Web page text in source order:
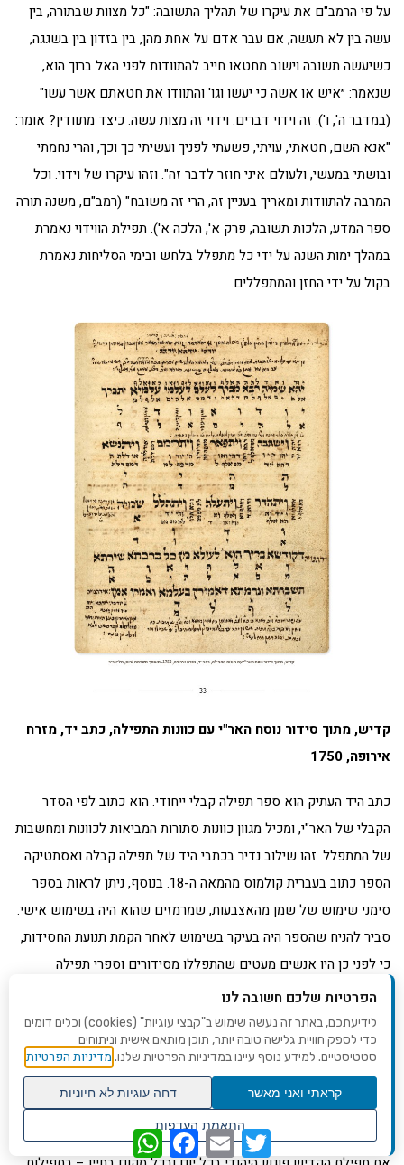
על פי הרמב"ם את עיקרו של תהליך התשובה: "כל מצוות שבתורה, בין
עשה בין לא תעשה, אם עבר אדם על אחת מהן, בין בזדון בין בשגגה,
כשיעשה תשובה וישוב מחטאו חייב להתוודות לפני האל ברוך הוא,
שנאמר: ״איש או אשה כי יעשו וגו' והתוודו את חטאתם אשר עשו"
(במדבר ה', ו'). זה וידוי דברים. וידוי זה מצות עשה. כיצד מתוודין? אומר:
"אנא השם, חטאתי, עויתי, פשעתי לפניך ועשיתי כך וכך, והרי נחמתי
ובושתי במעשי, ולעולם איני חוזר לדבר זה". וזהו עיקרו של וידוי. וכל
המרבה להתוודות ומאריך בעניין זה, הרי זה משובח" (רמב"ם, משנה תורה
ספר המדע, הלכות תשובה, פרק א', הלכה א'). תפילת הווידוי נאמרת
במהלך ימות השנה על ידי כל מתפלל בלחש ובימי הסליחות נאמרת
בקול על ידי החזן והמתפללים.
קדיש, מתוך סידור נוסח האר"י עם כוונות התפילה, כתב יד, מזרח
אירופה, 1750
כתב היד העתיק הוא ספר תפילה קבלי ייחודי. הוא כתוב לפי הסדר
הקבלי של האר"י, ומכיל מגוון כוונות סתורות המביאות לכוונות ומחשבות
של המתפלל. זהו שילוב נדיר בכתבי היד של תפילה קבלה ואסתטיקה.
הספר כתוב בעברית קולמוס מהמאה ה-18. בנוסף, ניתן לראות בספר
סימני שימוש של שמן מהאצבעות, שמרמזים שהוא היה בשימוש אישי.
סביר להניח שהספר היה בעיקר בשימוש לאחר הקמת תנועת החסידות,
כי לפני כן היו אנשים מעטים שהתפללו מסידורים וספרי תפילה
קבליים.
הספר הוא עדות נדירה לתרבות הקבלה ביהדות. הוא מאפשר הצצה
לעולם המושגים והמחשבות של הקבלה, ולדרך שבה המתפללים
הקבליים ניסו להתחבר לבורא עולם. הספר הוא גם יצירת אמנות
יפהפייה ובעלת חשיבות היסטורית ואומנותית.
WhatsAppFacebookEmailTwitter לראש
העמוד
הפרטיות שלכם חשובה לנו
לידיעתכם, באתר זה נעשה שימוש ב"קבצי עוגיות" (cookies) וכלים דומים
כדי לספק חוויית גלישה טובה יותר, תוכן מותאם אישית וניתוחים
סטטיסטיים. למידע נוסף עיינו במדיניות הפרטיות שלנו. מדיניות הפרטיות
קראתי ואני מאשר
דחה עוגיות לא חיוניות
התאמת העדפות
שנו העדפות פרטיות